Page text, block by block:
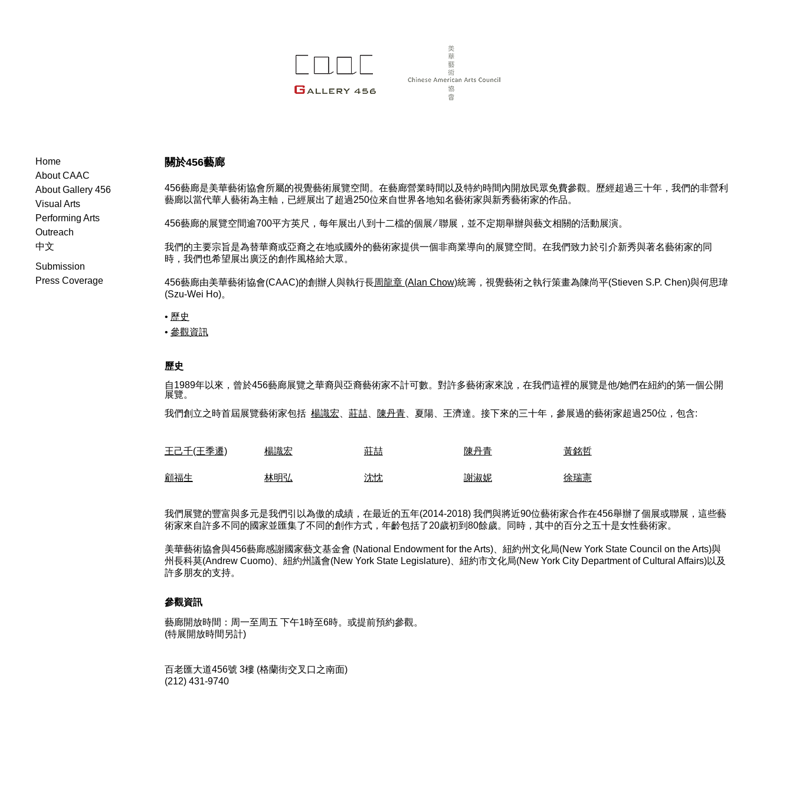
關於456藝廊
456藝廊是美華藝術協會所屬的視覺藝術展覽空間。在藝廊營業時間以及特約時間內開放民眾免費參觀。歷經超過三十年，我們的非營利
藝廊以當代華人藝術為主軸，已經展出了超過250位來自世界各地知名藝術家與新秀藝術家的作品。
456藝廊的展覽空間逾700平方英尺，每年展出八到十二檔的個展 ∕ 聯展，並不定期舉辦與藝文相關的活動展演。
我們的主要宗旨是為替華裔或亞裔之在地或國外的藝術家提供一個非商業導向的展覽空間。在我們致力於引介新秀與著名藝術家的同
時，我們也希望展出廣泛的創作風格給大眾。
456藝廊由美華藝術協會(CAAC)的創辦人與執行長周龍章 (Alan Chow)統籌，視覺藝術之執行策畫為陳尚平(Stieven S.P. Chen)與何思瑋
(Szu-Wei Ho)。
• 歷史
• 參觀資訊
歷史
自1989年以來，曾於456藝廊展覽之華裔與亞裔藝術家不計可數。對許多藝術家來說，在我們這裡的展覽是他/她們在紐約的第一個公開
展覽。
我們創立之時首屆展覽藝術家包括 楊識宏 莊喆、 陳丹青、夏陽、王濟達。接下來的三十年，參展過的藝術家超過250位，包含:
王己千(王季遷) 楊識宏 莊喆 陳丹青 黃銘哲
顧福生 林明弘 沈忱 謝淑妮 徐瑞憲
我們展覽的豐富與多元是我們引以為傲的成績，在最近的五年(2014-2018) 我們與將近90位藝術家合作在456舉辦了個展或聯展，這些藝
術家來自許多不同的國家並匯集了不同的創作方式，年齡包括了20歲初到80餘歲。同時，其中的百分之五十是女性藝術家。
美華藝術協會與456藝廊感謝國家藝文基金會 (National Endowment for the Arts)、紐約州文化局(New York State Council on the Arts)與
州長科莫(Andrew Cuomo)、紐約州議會(New York State Legislature)、紐約市文化局(New York City Department of Cultural Affairs)以及
許多朋友的支持。
參觀資訊
藝廊開放時間：周一至周五 下午1時至6時。或提前預約參觀。
(特展開放時間另計)
百老匯大道456號 3樓 (格蘭街交叉口之南面)
(212) 431-9740
Home
About CAAC
About Gallery 456
Visual Arts
Performing Arts
Outreach
中文
Submission
Press Coverage